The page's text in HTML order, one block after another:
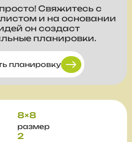
Свяжитесь с
и на основании
он создаст
планировки.
планировку
8×8
размер
2